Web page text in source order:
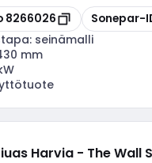
8266026 Kopioi
Sonepar-
seinämalli
mm
Harvia - The Wall